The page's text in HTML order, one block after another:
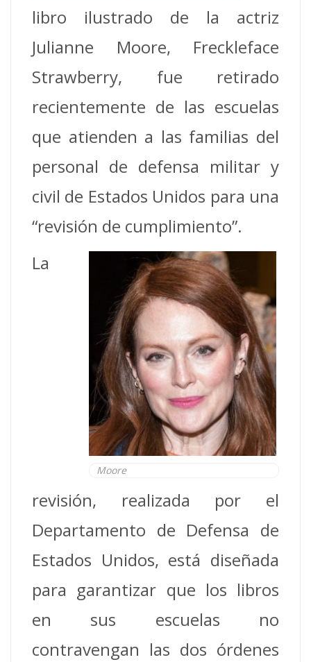
libro ilustrado de la actriz
Julianne Moore, Freckleface
Strawberry, fue retirado
recientemente de las escuelas
que atienden a las familias del
personal de defensa militar y
civil de Estados Unidos para una
“revisión de cumplimiento”.
Moore
La
revisión, realizada por el
Departamento de Defensa de
Estados Unidos, está diseñada
para garantizar que los libros
en sus escuelas no
contravengan las dos órdenes